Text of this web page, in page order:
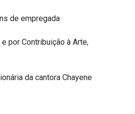
de empregada
por Contribuição à Arte,
da cantora Chayene